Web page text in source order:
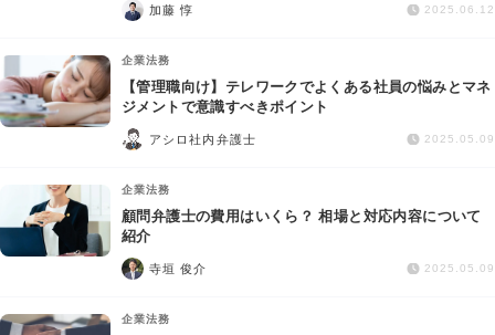
加藤 惇 2025.06.12
企業法務
【管理職向け】テレワークでよくある社員の悩みとマネ
ジメントで意識すべきポイント
アシロ社内弁護士 2025.05.09
企業法務
顧問弁護士の費用はいくら？ 相場と対応内容について
紹介
寺垣 俊介 2025.05.09
企業法務